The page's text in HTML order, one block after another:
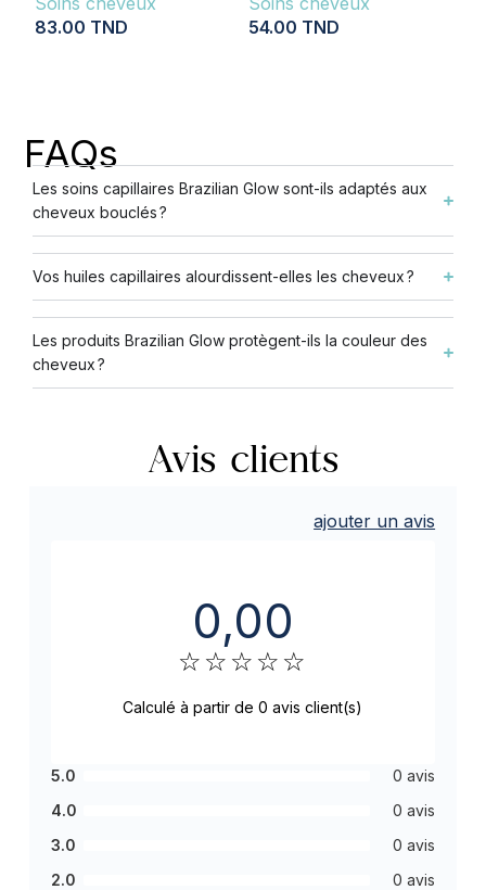
83.00 TND
54.00 TND
FAQs
Les soins capillaires Brazilian Glow sont-ils adaptés aux
cheveux bouclés ?
Vos huiles capillaires alourdissent-elles les cheveux ?
Les produits Brazilian Glow protègent-ils la couleur des
cheveux ?
Avis clients
ajouter un avis
0,00
☆ ☆ ☆ ☆ ☆
Calculé à partir de 0 avis client(s)
5.0
0 avis
4.0
0 avis
3.0
0 avis
2.0
0 avis